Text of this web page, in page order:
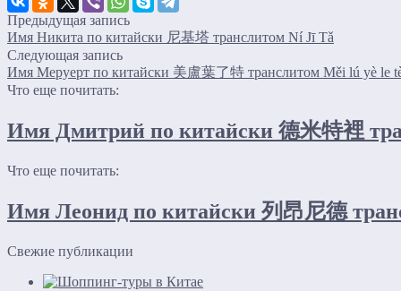
Предыдущая запись
Имя Никита по китайски 尼基塔 транслитом Ní Jī Tǎ
Следующая запись
Имя Меруерт по китайски 美盧葉了特 транслитом Měi lú yè le
Что еще почитать:
Имя Дмитрий по китайски 德米特裡
Что еще почитать:
Имя Леонид по китайски 列昂尼德
Свежие публикации